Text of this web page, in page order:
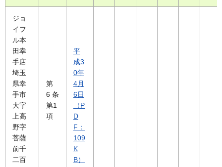
ジョ
イフ
ル本
田幸
手店
埼玉
県幸
手市
大字
上高
野字
菩薩
前千
二百
第
6 条
第1
項
平
成3
0年
4月
6日
（P
D
F：
109
K
B）